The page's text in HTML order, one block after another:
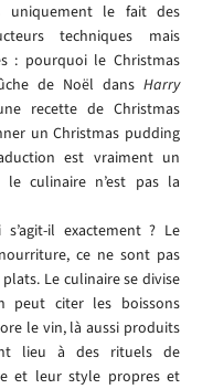
uniquement le fait des
techniques mais
: pourquoi le Christmas
de Noël dans Harry
recette de Christmas
un Christmas pudding
est vraiment un
le culinaire n’est pas la
il exactement ? Le
ce ne sont pas
Le culinaire se divise
peut citer les boissons
le vin, là aussi produits
lieu à des rituels de
et leur style propres et